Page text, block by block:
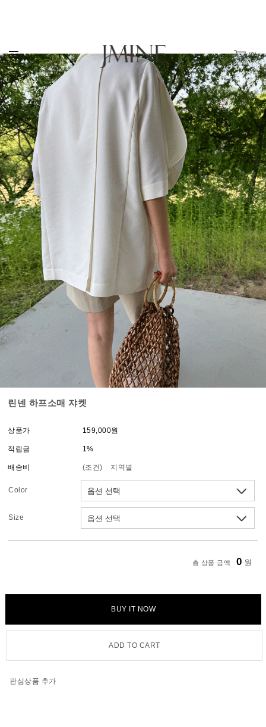
(0)
린넨 하프소매 쟈켓
상품가 159,000원
적립금 1%
배송비 (조건) 지역별
Color
Size
총 상품 금액 0 원
BUY IT NOW
ADD TO CART
관심상품 추가